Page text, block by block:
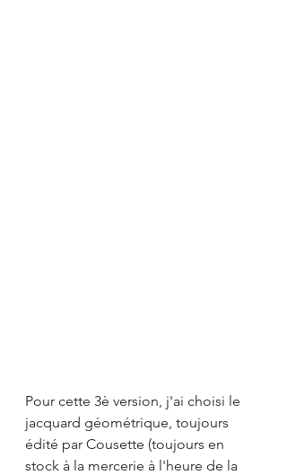
Pour cette 3è version, j'ai choisi le
jacquard géométrique, toujours
édité par Cousette (toujours en
stock à la mercerie à l'heure de la